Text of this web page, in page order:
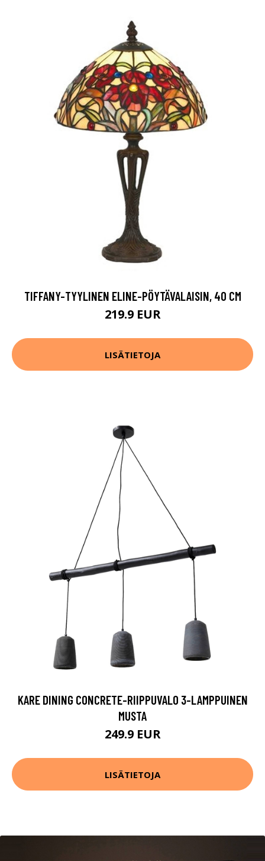
TIFFANY-TYYLINEN ELINE-PÖYTÄVALAISIN, 40 CM
219.9 EUR
LISÄTIETOJA
KARE DINING CONCRETE-RIIPPUVALO 3-LAMPPUINEN
MUSTA
249.9 EUR
LISÄTIETOJA